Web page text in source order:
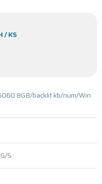
/ KS
8GB/backlit kb/num/Win
S